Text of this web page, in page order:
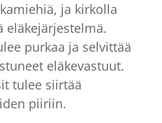
ja kirkolla
eläkejärjestelmä.
purkaa ja selvittää
eläkevastuut.
tulee siirtää
piiriin.